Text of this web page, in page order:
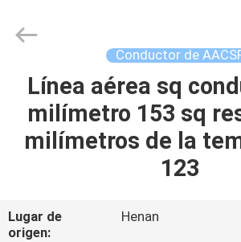
HOGAR
PRODUCTOS
NOSOTROS
Cable
Conductor de
Línea aérea sq
milímetro 153 sq
milímetros de la
123
Lugar de
origen:
Henan